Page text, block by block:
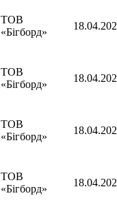
ТОВ
«Бігборд»
ТОВ
«Бігборд»
ТОВ
«Бігборд»
ТОВ
«Бігборд»